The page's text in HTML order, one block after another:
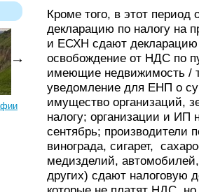
Кроме того, в этот
декларацию по налогу на
и ЕСХН сдают
освобождение от НДС по
имеющие недвижимость /
уведомление для ЕНП о
имущество организаций,
налогу; организации и ИП
сентябрь; производители
винограда, сигарет,
медизделий,
других) сдают налоговую